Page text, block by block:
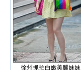
徐州抓拍白嫩美腿妹妹